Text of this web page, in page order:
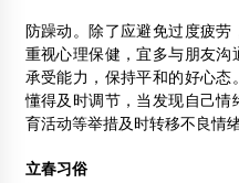
防躁动。除了应避免过度疲
重视心理保健，宜多与朋友
承受能力，保持平和的好心
懂得及时调节，当发现自己
育活动等举措及时转移不良情绪
立春习俗